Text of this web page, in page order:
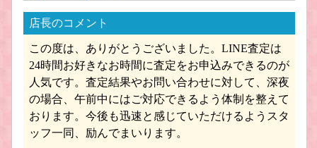
店長のコメント
この度は、ありがとうございました。LINE査定は
24時間お好きなお時間に査定をお申込みできるのが
人気です。査定結果やお問い合わせに対して、深夜
の場合、午前中にはご対応できるよう体制を整えて
おります。今後も迅速と感じていただけるようスタ
ッフ一同、励んでまいります。